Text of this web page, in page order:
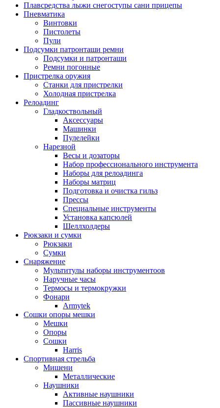
Плавсредства лыжи снегоступы сани прицепы
Пневматика
Винтовки
Пистолеты
Пули
Подсумки патронташи ремни
Подсумки и патронташи
Ремни погонные
Пристрелка оружия
Станки для пристрелки
Холодная пристрелка
Релоадинг
Гладкоствольный
Аксессуары
Машинки
Пулелейки
Нарезной
Весы и дозаторы
Набор профессионального инструмента
Наборы для релоадинга
Наборы матриц
Подготовка и очистка гильз
Прессы
Специальные инструменты
Установка капсюлей
Шеллхолдеры
Рюкзаки и сумки
Рюкзаки
Сумки
Снаряжение
Мультитулы наборы инструментоов
Наручные часы
Термосы и термокружки
Фонари
Armytek
Сошки опоры мешки
Мешки
Опоры
Сошки
Harris
Спортивная стрельба
Мишени
Металлические
Наушники
Активные наушники
Пассивные наушники